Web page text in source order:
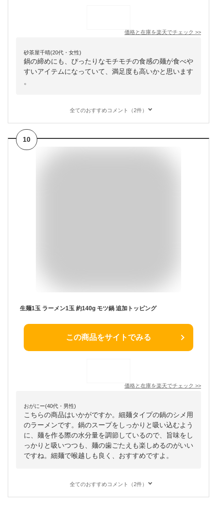
価格と在庫を楽天でチェック >>
砂茶屋千晴(20代・女性)
鍋の締めにも、ぴったりなモチモチの食感の麺が食べや
すいアイテムになっていて、満足度も高いかと思います
。
全てのおすすめコメント（2件）
10
生麺1玉 ラーメン1玉 約140g モツ鍋 追加トッピング
この商品をサイトでみる
価格と在庫を楽天でチェック >>
おがにー(40代・男性)
こちらの商品はいかがですか。細麺タイプの鍋のシメ用
のラーメンです。鍋のスープをしっかりと吸い込むよう
に、麺を作る際の水分量を調節しているので、旨味をし
っかりと吸いつつも、麺の歯ごたえも楽しめるのがいい
ですね。細麺で喉越しも良く、おすすめですよ。
全てのおすすめコメント（2件）